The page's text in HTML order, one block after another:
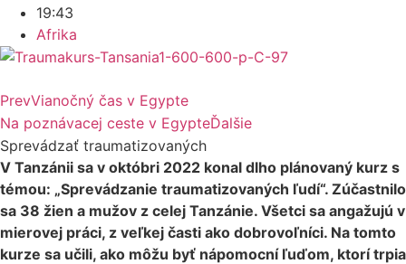
19:43
Afrika
PrevVianočný čas v Egypte
Na poznávacej ceste v EgypteĎalšie
Sprevádzať traumatizovaných
V Tanzánii sa v októbri 2022 konal dlho plánovaný kurz s
témou: „Sprevádzanie traumatizovaných ľudí“. Zúčastnilo
sa 38 žien a mužov z celej Tanzánie. Všetci sa angažujú v
mierovej práci, z veľkej časti ako dobrovoľníci. Na tomto
kurze sa učili, ako môžu byť nápomocní ľuďom, ktorí trpia